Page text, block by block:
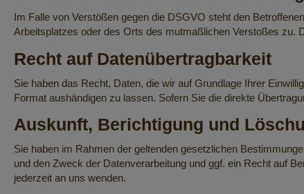
Im Falle von Verstößen gegen die DSGVO steht den
Arbeitsplatzes oder des Orts des mutmaßlichen Verstoßes zu.
Recht auf Daten­übertrag­barkeit
Sie haben das Recht, Daten, die wir auf Grundlage Ihrer
Format aushändigen zu lassen. Sofern Sie die direkte
Auskunft, Berichtigung und
Sie haben im Rahmen der geltenden gesetzlichen
und den Zweck der Datenverarbeitung und ggf. ein Recht auf
jederzeit an uns wenden.